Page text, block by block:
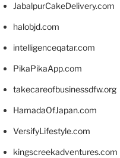
JabalpurCakeDelivery.com
halobjd.com
intelligenceqatar.com
PikaPikaApp.com
takecareofbusinessdfw.org
HamadaOfJapan.com
VersifyLifestyle.com
kingscreekadventures.com